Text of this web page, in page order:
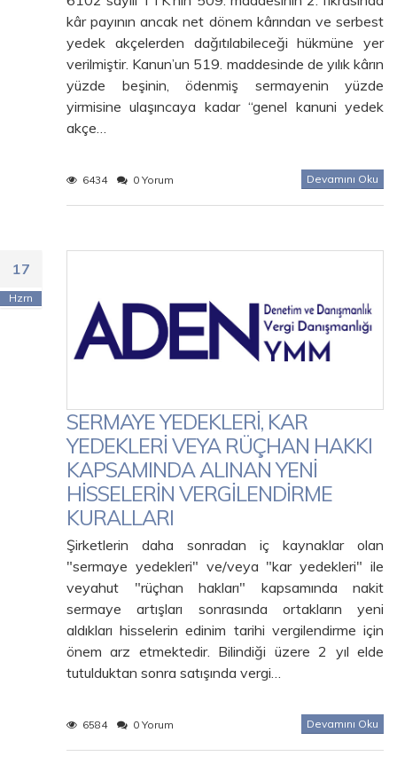
kâr payının ancak net dönem kârından ve serbest
yedek akçelerden dağıtılabileceği hükmüne yer
verilmiştir. Kanun’un 519. maddesinde de yılık kârın
yüzde beşinin, ödenmiş sermayenin yüzde
yirmisine ulaşıncaya kadar “genel kanuni yedek
akçe…
6434 0 Yorum Devamını Oku
17
Hzrn
SERMAYE YEDEKLERİ, KAR
YEDEKLERİ VEYA RÜÇHAN HAKKI
KAPSAMINDA ALINAN YENİ
HİSSELERİN VERGİLENDİRME
KURALLARI
Şirketlerin daha sonradan iç kaynaklar olan
"sermaye yedekleri" ve/veya "kar yedekleri" ile
veyahut "rüçhan hakları" kapsamında nakit
sermaye artışları sonrasında ortakların yeni
aldıkları hisselerin edinim tarihi vergilendirme için
önem arz etmektedir. Bilindiği üzere 2 yıl elde
tutulduktan sonra satışında vergi…
6584 0 Yorum Devamını Oku